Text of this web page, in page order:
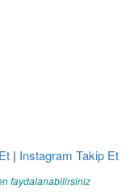
| Instagram Takip Et
faydalanabilirsiniz